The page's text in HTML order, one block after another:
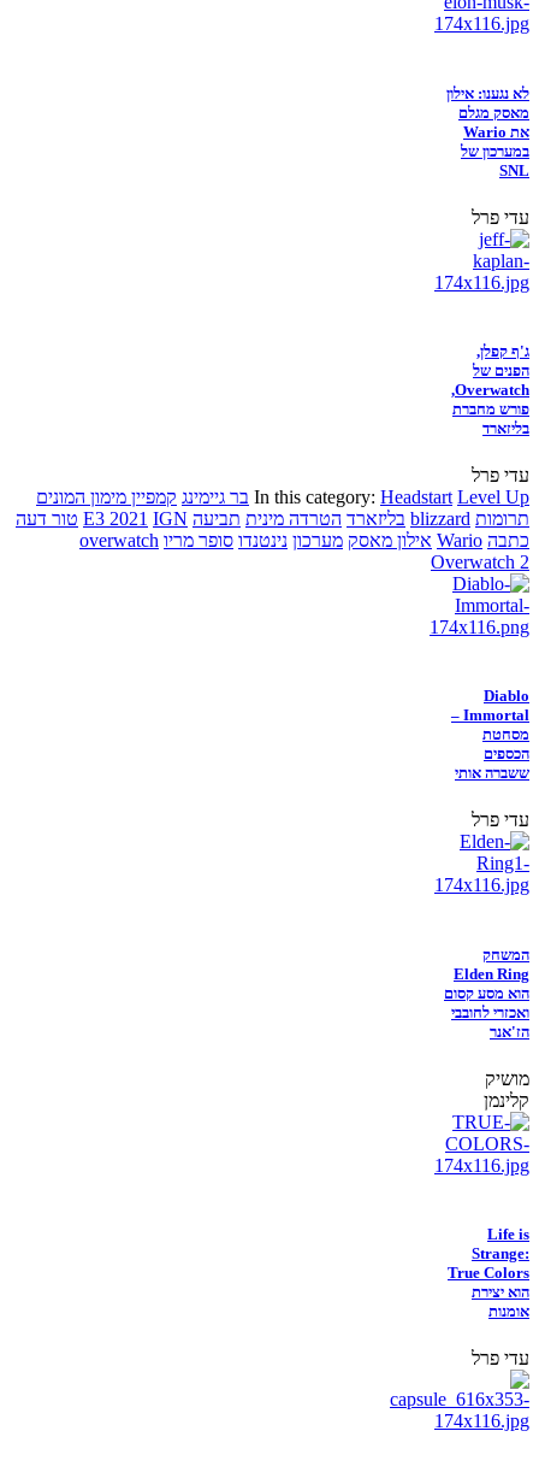
לא נגענו: אילון
מאסק מגלם
את Wario
במערכון של
SNL
עדי פרל
ג'ף קפלן,
הפנים של
Overwatch,
פורש מחברת
בליזארד
עדי פרל
In this category: Headstart Level Up בר גיימינג קמפיין מימון המונים
תרומות blizzard בליזארד הטרדה מינית תביעה E3 2021 IGN
טור דעה
כתבה Wario אילון מאסק מערכון נינטנדו סופר מריו overwatch
Overwatch 2
Diablo
Immortal –
מסחטת
הכספים
ששברה אותי
עדי פרל
המשחק
Elden Ring
הוא מסע קסום
ואכזרי לחובבי
הז'אנר
מושיק
קלינמן
Life is
Strange:
True Colors
הוא יצירת
אומנות
עדי פרל